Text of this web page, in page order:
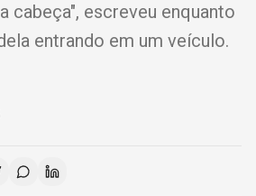
cabeça", escreveu enquanto
entrando em um veículo.